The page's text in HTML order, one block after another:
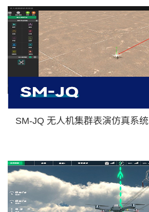
SM-JQ 无人机集群表演仿真系统